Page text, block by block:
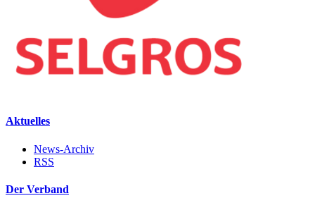
Aktuelles
News-Archiv
RSS
Der Verband